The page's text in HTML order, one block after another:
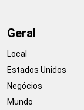
Geral
Local
Estados Unidos
Negócios
Mundo